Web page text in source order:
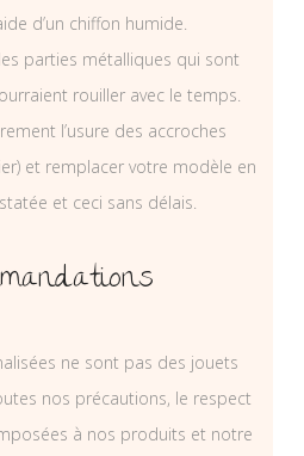
d’un chiffon humide.
parties métalliques qui sont
rouiller avec le temps.
l’usure des accroches
et remplacer votre modèle en
et ceci sans délais.
ne sont pas des jouets
nos précautions, le respect
à nos produits et notre